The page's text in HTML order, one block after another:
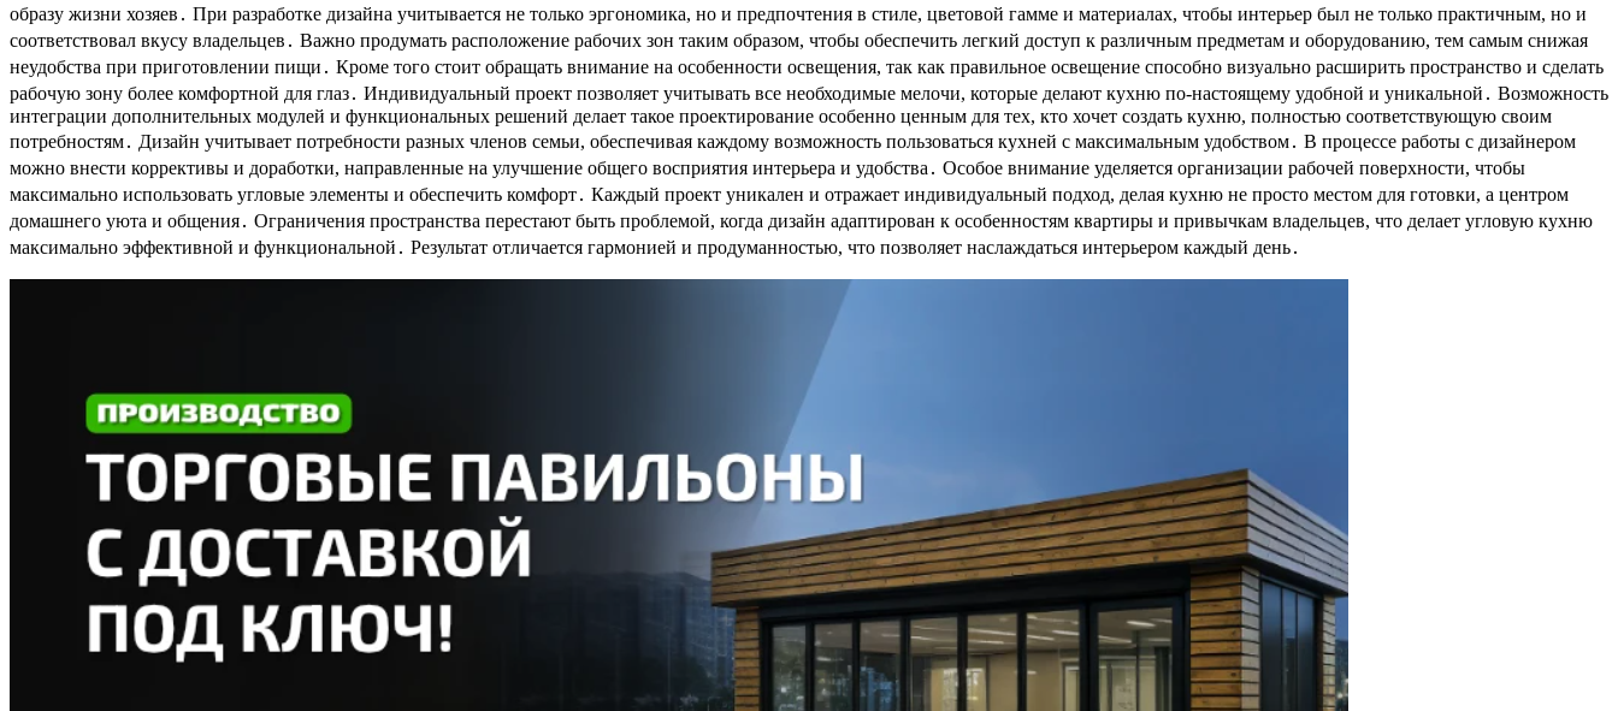
образу жизни хозяев․ При разработке дизайна учитывается не только эргономика, но и предпочтения в стиле, цветовой гамме и материалах, чтобы интерьер был не только практичным, но и
соответствовал вкусу владельцев․ Важно продумать расположение рабочих зон таким образом, чтобы обеспечить легкий доступ к различным предметам и оборудованию, тем самым снижая
неудобства при приготовлении пищи․ Кроме того стоит обращать внимание на особенности освещения, так как правильное освещение способно визуально расширить пространство и сделать
рабочую зону более комфортной для глаз․ Индивидуальный проект позволяет учитывать все необходимые мелочи, которые делают кухню по-настоящему удобной и уникальной․ Возможность
интеграции дополнительных модулей и функциональных решений делает такое проектирование особенно ценным для тех, кто хочет создать кухню, полностью соответствующую своим
потребностям․ Дизайн учитывает потребности разных членов семьи, обеспечивая каждому возможность пользоваться кухней с максимальным удобством․ В процессе работы с дизайнером
можно внести коррективы и доработки, направленные на улучшение общего восприятия интерьера и удобства․ Особое внимание уделяется организации рабочей поверхности, чтобы
максимально использовать угловые элементы и обеспечить комфорт․ Каждый проект уникален и отражает индивидуальный подход, делая кухню не просто местом для готовки, а центром
домашнего уюта и общения․ Ограничения пространства перестают быть проблемой, когда дизайн адаптирован к особенностям квартиры и привычкам владельцев, что делает угловую кухню
максимально эффективной и функциональной․ Результат отличается гармонией и продуманностью, что позволяет наслаждаться интерьером каждый день․